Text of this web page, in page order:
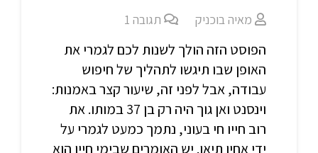
מאיה בוכניק תגובה1
הפוסט הזה הולך לשנות לכם לגמרי את
האופן שבו תיגשו לתהליך של חיפוש
עבודה, אבל לפני זה, שיעור קצר באמנות:
וינסנט ואן גוך היה רק בן 37 במותו. את
רוב חייו חי בעוני, נתמך כמעט לגמרי על
ידי אחיו תיאו. יש האומרים שבימי חייו הוא